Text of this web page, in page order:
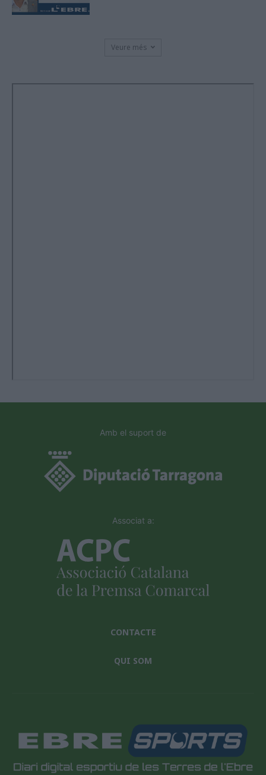
Veure més
Amb el suport de
Associat a:
CONTACTE
QUI SOM